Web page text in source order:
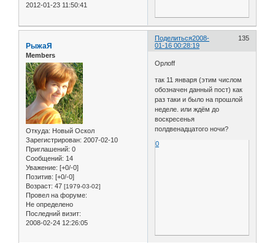
2012-01-23 11:50:41
Поделиться 135
2008-
01-16 00:28:19
РыжаЯ
Members
Откуда: Новый Оскол
Зарегистрирован: 2007-02-10
Приглашений: 0
Сообщений: 14
Уважение: [+0/-0]
Позитив: [+0/-0]
Возраст: 47 [1979-03-02]
Провел на форуме:
Не определено
Последний визит:
2008-02-24 12:26:05
Орлоff
так 11 января (этим числом
обозначен данный пост) как
раз таки и было на прошлой
неделе. или ждём до
воскресенья
полдвенадцатого ночи?
0